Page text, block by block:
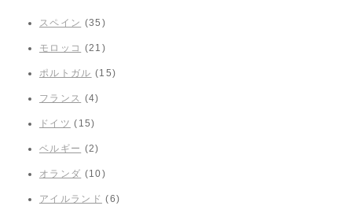
スペイン (35)
モロッコ (21)
ポルトガル (15)
フランス (4)
ドイツ (15)
ベルギー (2)
オランダ (10)
アイルランド (6)